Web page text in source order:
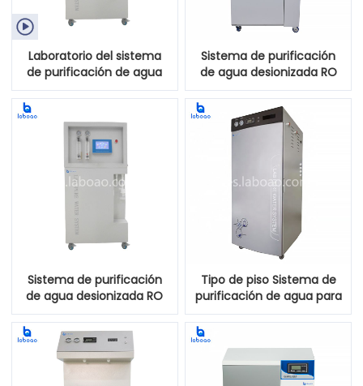

Laboratorio del sistema
de purificación de agua
desionizada y equipo
Sistema de purificación
de agua desionizada RO
de laboratorio con alto
rendimiento
Sistema de purificación
de agua desionizada RO
de laboratorio de alto
rendimiento
Tipo de piso Sistema de
purificación de agua para
aplicaciones de ciencias
laboratorio